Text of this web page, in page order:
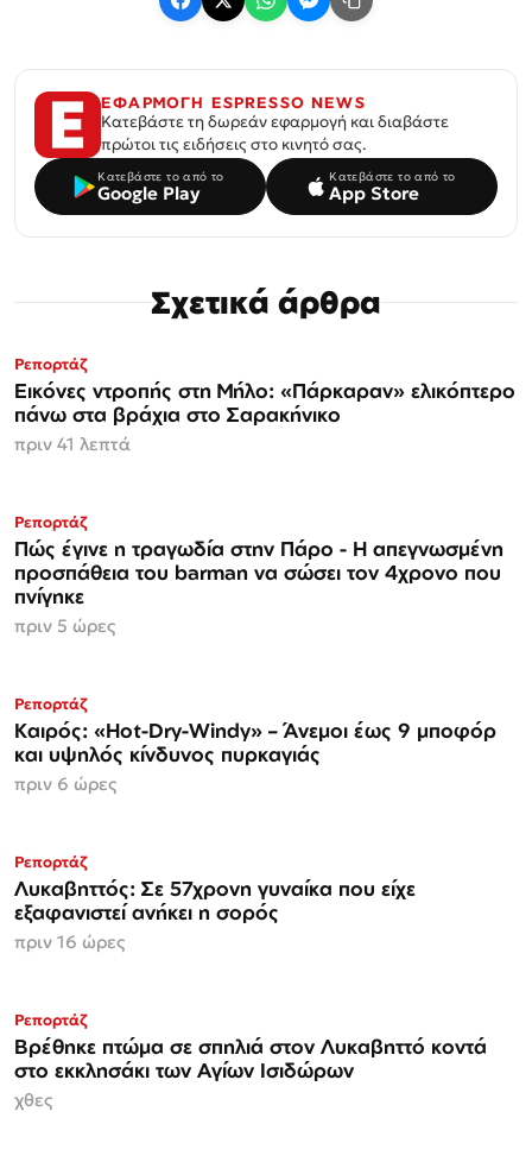
ΕΦΑΡΜΟΓΗ ESPRESSO NEWS
Κατεβάστε τη δωρεάν εφαρμογή και διαβάστε
πρώτοι τις ειδήσεις στο κινητό σας.
Κατεβάστε το από το
Google Play
Κατεβάστε το από το
App Store
Σχετικά άρθρα
Ρεπορτάζ
Εικόνες ντροπής στη Μήλο: «Πάρκαραν» ελικόπτερο
πάνω στα βράχια στο Σαρακήνικο
πριν 41 λεπτά
Ρεπορτάζ
Πώς έγινε η τραγωδία στην Πάρο - Η απεγνωσμένη
προσπάθεια του barman να σώσει τον 4χρονο που
πνίγηκε
πριν 5 ώρες
Ρεπορτάζ
Καιρός: «Hot-Dry-Windy» – Άνεμοι έως 9 μποφόρ
και υψηλός κίνδυνος πυρκαγιάς
πριν 6 ώρες
Ρεπορτάζ
Λυκαβηττός: Σε 57χρονη γυναίκα που είχε
εξαφανιστεί ανήκει η σορός
πριν 16 ώρες
Ρεπορτάζ
Βρέθηκε πτώμα σε σπηλιά στον Λυκαβηττό κοντά
στο εκκλησάκι των Αγίων Ισιδώρων
χθες